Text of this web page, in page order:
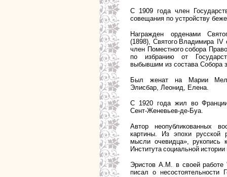
С 1909 года член
совещания по устройству
Награжден орденами
(1898), Святого Владимира IV
член Поместного собора
по избранию от
выбывшим из состава Собора
Был женат на Марии
Элисбар, Леонид, Елена.
С 1920 года жил во
Сент-Женевьев-де-Буа.
Автор неопубликованных
картины. Из эпохи русской
мысли очевидца», рукопись
Института социальной
Эристов А.М. в своей работе
писал о несостоятельности